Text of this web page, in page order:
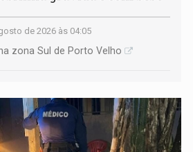
de 2026 às 04:05
zona Sul de Porto Velho